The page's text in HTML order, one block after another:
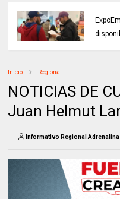
Inicio Regional
NOTICIAS DE
Juan Helmut
Informativo Regional Adrenalina